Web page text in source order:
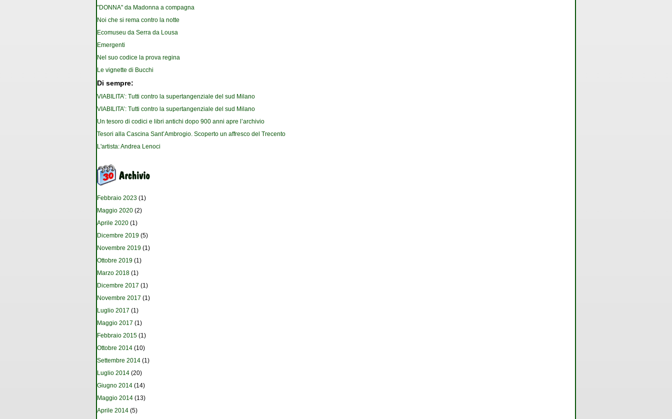
"DONNA" da Madonna a compagna
Noi che si rema contro la notte
Ecomuseu da Serra da Lousa
Emergenti
Nel suo codice la prova regina
Le vignette di Bucchi
Di sempre:
VIABILITA’: Tutti contro la supertangenziale del sud Milano
VIABILITA’: Tutti contro la supertangenziale del sud Milano
Un tesoro di codici e libri antichi dopo 900 anni apre l’archivio
Tesori alla Cascina Sant’Ambrogio. Scoperto un affresco del Trecento
L'artista: Andrea Lenoci
Febbraio 2023 (1)
Maggio 2020 (2)
Aprile 2020 (1)
Dicembre 2019 (5)
Novembre 2019 (1)
Ottobre 2019 (1)
Marzo 2018 (1)
Dicembre 2017 (1)
Novembre 2017 (1)
Luglio 2017 (1)
Maggio 2017 (1)
Febbraio 2015 (1)
Ottobre 2014 (10)
Settembre 2014 (1)
Luglio 2014 (20)
Giugno 2014 (14)
Maggio 2014 (13)
Aprile 2014 (5)